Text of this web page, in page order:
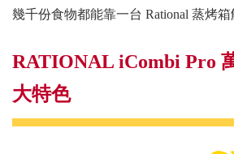
幾千份食物都能靠一台 Rational 蒸烤箱
RATIONAL iCombi Pro
大特色